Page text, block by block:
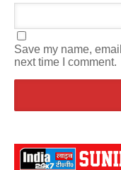
Save my name,
next time I comment.